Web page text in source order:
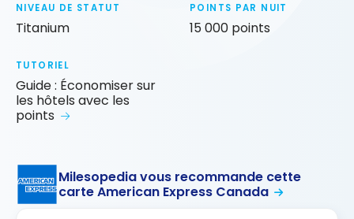
NIVEAU DE STATUT
Titanium
POINTS PAR NUIT
15 000 points
TUTORIEL
Guide : Économiser sur
les hôtels avec les
points
Milesopedia vous recommande cette
carte American Express Canada